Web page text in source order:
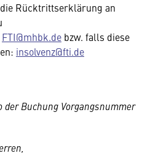
Rücktrittserklärung an
FTI@mhbk.de bzw. falls diese
insolvenz@fti.de
Buchung Vorgangsnummer